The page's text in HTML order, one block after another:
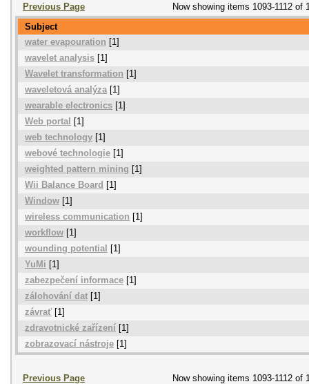
Previous Page
Now showing items 1093-1112 of
Subject
water evapouration [1]
wavelet analysis [1]
Wavelet transformation [1]
waveletová analýza[1]
wearable electronics [1]
Web portal
[1]
web technology [1]
webové technologie [1]
weighted pattern mining [1]
Wii Balance Board [1]
Window [1]
wireless communication [1]
workflow [1]
wounding potential
[1]
YuMi [1]
zabezpečení informace [1]
zálohování dat [1]
závrať [1]
zdravotnické zařízení [1]
zobrazovací nástroje [1]
Previous Page Now showing items 1093-1112 of